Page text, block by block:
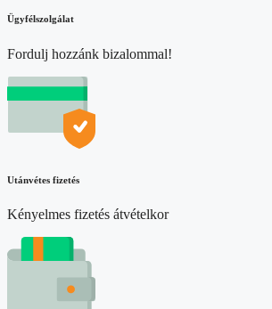
Ügyfélszolgálat
Fordulj hozzánk bizalommal!
Utánvétes fizetés
Kényelmes fizetés átvételkor